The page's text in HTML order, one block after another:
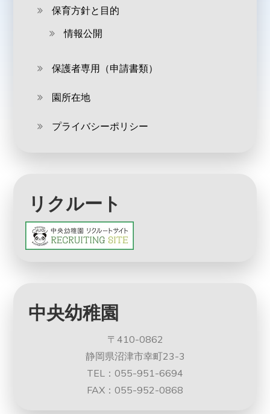
保育方針と目的
情報公開
保護者専用（申請書類）
園所在地
プライバシーポリシー
リクルート
中央幼稚園
〒410-0862
静岡県沼津市幸町23-3
TEL：055-951-6694
FAX：055-952-0868